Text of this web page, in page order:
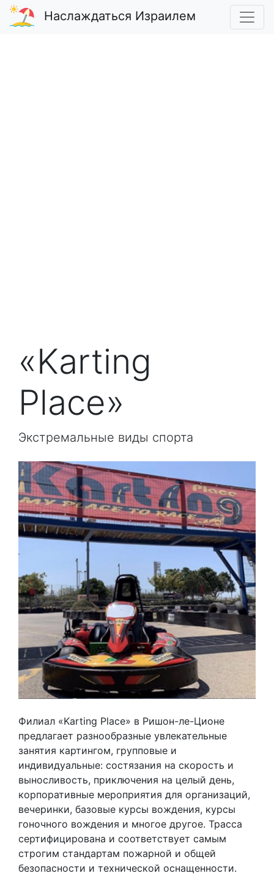
Наслаждаться Израилем
«Karting
Place»
Экстремальные виды спорта
Филиал «Karting Place» в Ришон-ле-Ционе
предлагает разнообразные увлекательные
занятия картингом, групповые и
индивидуальные: состязания на скорость и
выносливость, приключения на целый день,
корпоративные мероприятия для организаций,
вечеринки, базовые курсы вождения, курсы
гоночного вождения и многое другое. Трасса
сертифицирована и соответствует самым
строгим стандартам пожарной и общей
безопасности и технической оснащенности.